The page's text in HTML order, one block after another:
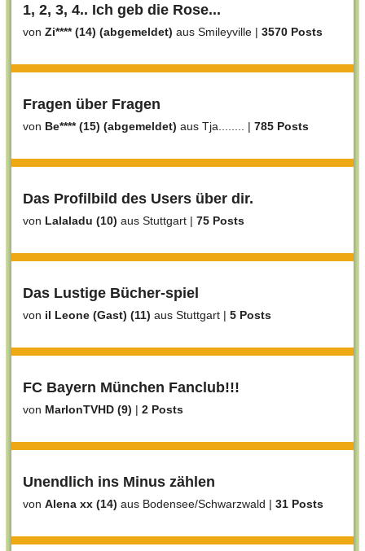
1, 2, 3, 4.. Ich geb die Rose...
von Zi**** (14) (abgemeldet) aus Smileyville | 3570 Posts
Fragen über Fragen
von Be**** (15) (abgemeldet) aus Tja........ | 785 Posts
Das Profilbild des Users über dir.
von Lalaladu (10) aus Stuttgart | 75 Posts
Das Lustige Bücher-spiel
von il Leone (Gast) (11) aus Stuttgart | 5 Posts
FC Bayern München Fanclub!!!
von MarlonTVHD (9) | 2 Posts
Unendlich ins Minus zählen
von Alena xx (14) aus Bodensee/Schwarzwald | 31 Posts